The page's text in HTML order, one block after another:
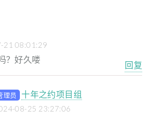
21 08:01:29
？好久喽
回复
理员 十年之约项目组
08-25 23:27:06